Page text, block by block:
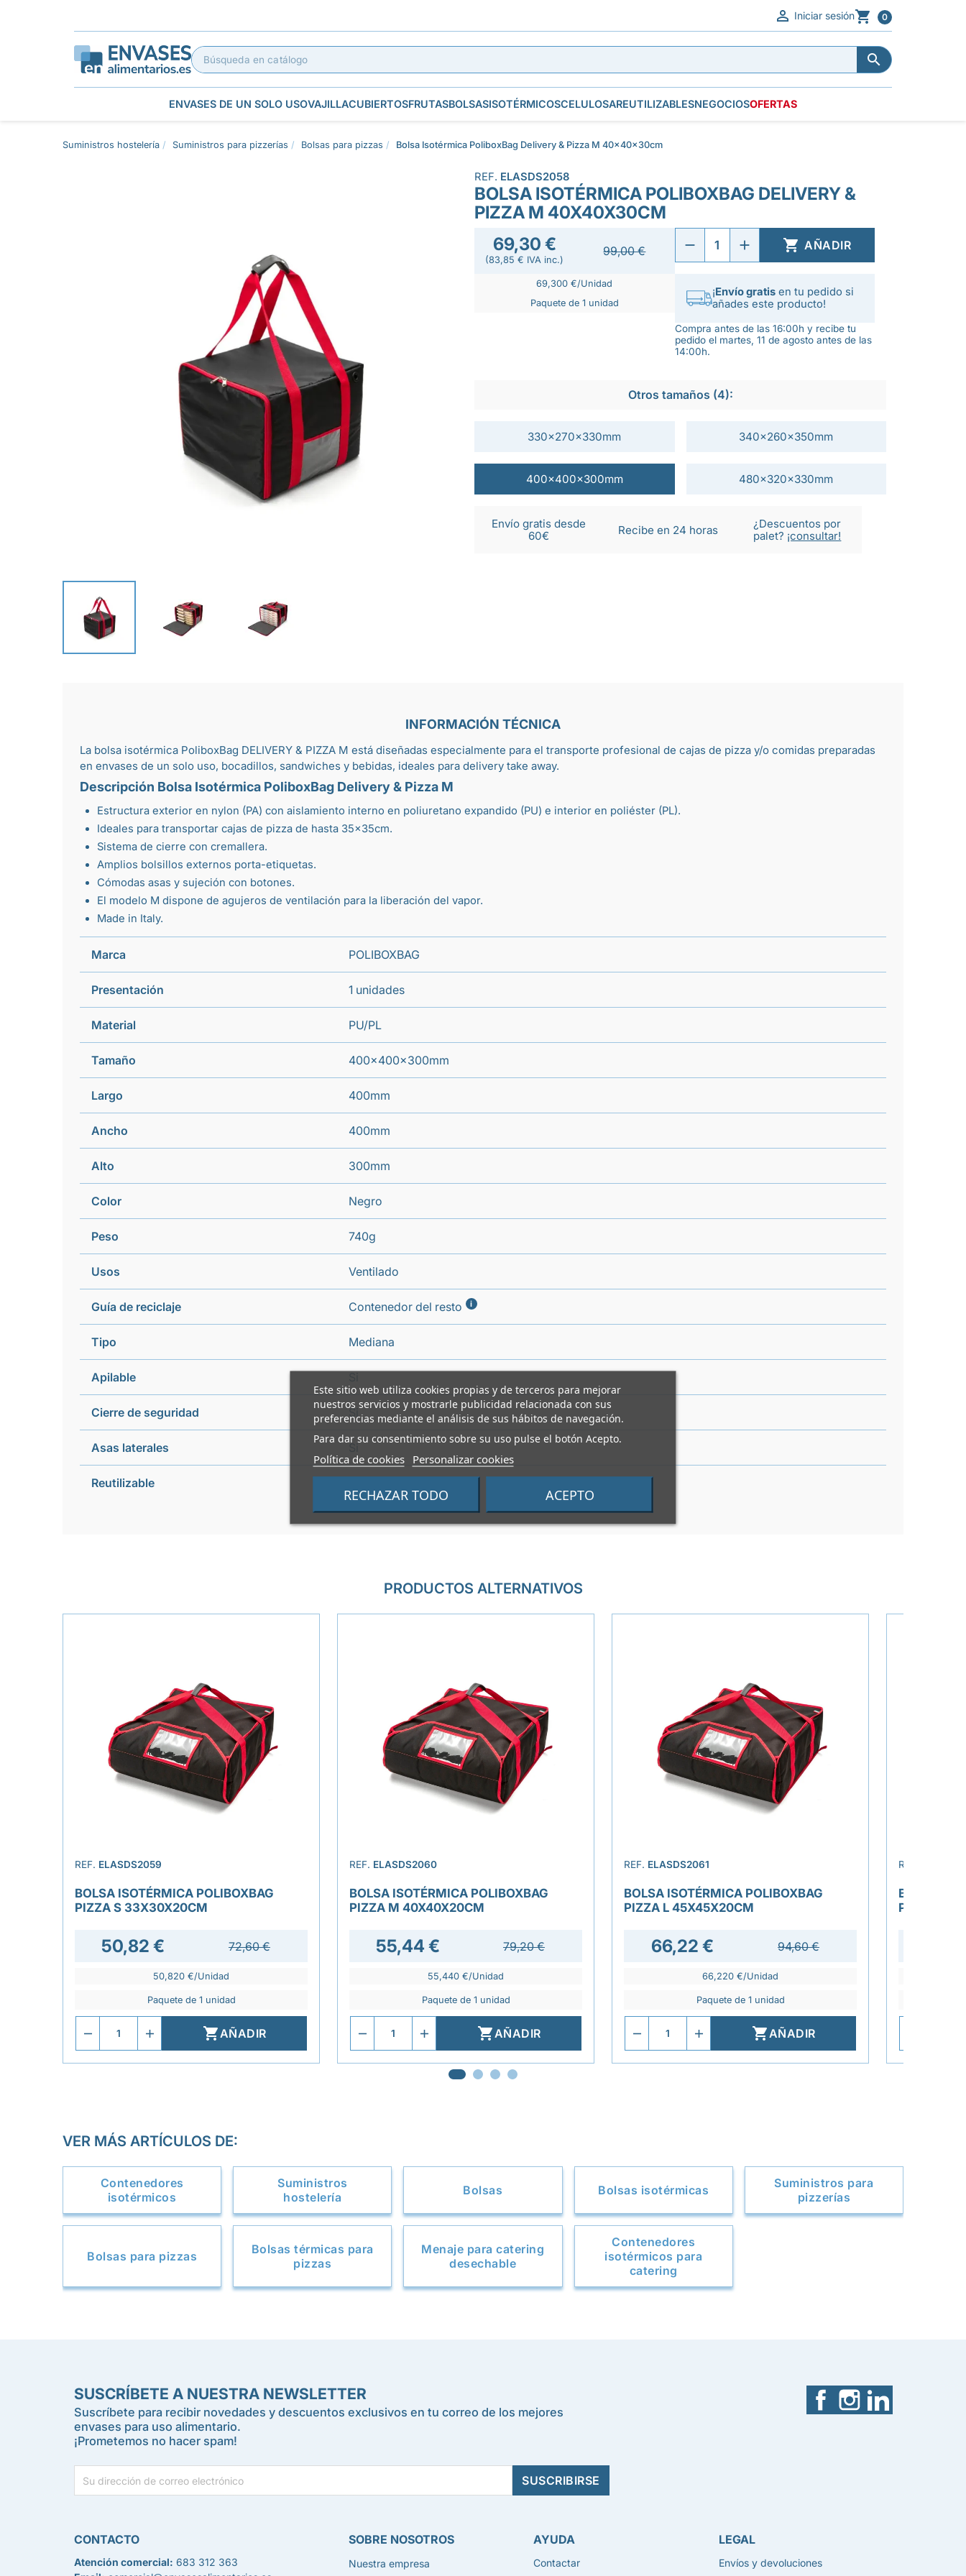
 Iniciar sesión 0


ENVASES DE UN SOLO USOVAJILLACUBIERTOSFRUTASBOLSASISOTÉRMICOSCELULOSAREUTILIZABLESNEGOCIOSOFERTAS
Este sitio web utiliza cookies propias y de terceros para mejorar
nuestros servicios y mostrarle publicidad relacionada con sus
preferencias mediante el análisis de sus hábitos de navegación.
Para dar su consentimiento sobre su uso pulse el botón Acepto.
Política de cookies Personalizar cookies
RECHAZAR TODO ACEPTO
Suministros hostelería Suministros para pizzerías Bolsas para pizzas Bolsa Isotérmica PoliboxBag Delivery & Pizza M 40x40x30cm
REF. ELASDS2058
BOLSA ISOTÉRMICA POLIBOXBAG DELIVERY &
PIZZA M 40X40X30CM
69,30 €
(83,85 € IVA inc.)
99,00 €
69,300 €/Unidad
Paquete de 1 unidad
 AÑADIR
¡Envío gratisen tu pedido si
añades este producto!
Compra antes de las 16:00h y recibe tu
pedido el martes, 11 de agosto antes de las
14:00h.
Otros tamaños (4):
330x270x330mm 340x260x350mm
400x400x300mm 480x320x330mm
Envío gratis desde
60€
Recibe en 24 horas
¿Descuentos por
palet? ¡consultar!
INFORMACIÓN TÉCNICA
La bolsa isotérmica PoliboxBag DELIVERY & PIZZA M está diseñadas especialmente para el transporte profesional de cajas de pizza y/o comidas preparadas
en envases de un solo uso, bocadillos, sandwiches y bebidas, ideales para delivery take away.
Descripción Bolsa Isotérmica PoliboxBag Delivery & Pizza M
Estructura exterior en nylon (PA) con aislamiento interno en poliuretano expandido (PU) e interior en poliéster (PL).
Ideales para transportar cajas de pizza de hasta 35×35cm.
Sistema de cierre con cremallera.
Amplios bolsillos externos porta-etiquetas.
Cómodas asas y sujeción con botones.
El modelo M dispone de agujeros de ventilación para la liberación del vapor.
Made in Italy.
Marca POLIBOXBAG
Presentación 1 unidades
Material PU/PL
Tamaño 400x400x300mm
Largo 400mm
Ancho 400mm
Alto 300mm
Color Negro
Peso 740g
Usos Ventilado
Guía de reciclaje Contenedor del resto i
Tipo Mediana
Apilable
Cierre de seguridad Si
Asas laterales
Reutilizable
PRODUCTOS ALTERNATIVOS
REF. ELASDS2059
BOLSA ISOTÉRMICA POLIBOXBAG
PIZZA S 33X30X20CM
50,82 € 72,60 €
50,820 €/Unidad
Paquete de 1 unidad
AÑADIR
REF. ELASDS2060
BOLSA ISOTÉRMICA POLIBOXBAG
PIZZA M 40X40X20CM
55,44 € 79,20 €
55,440 €/Unidad
Paquete de 1 unidad
AÑADIR
REF. ELASDS2061
BOLSA ISOTÉRMICA POLIBOXBAG
PIZZA L 45X45X20CM
66,22 € 94,60 €
66,220 €/Unidad
Paquete de 1 unidad
AÑADIR
REF.
BOLSA
PIZZA XL
VER MÁS ARTÍCULOS DE:
Contenedores
isotérmicos
Suministros
hostelería
Bolsas Bolsas isotérmicas
Suministros para
pizzerías
Bolsas para pizzas
Bolsas térmicas para
pizzas
Menaje para catering
desechable
Contenedores
isotérmicos para
catering
SUSCRÍBETE A NUESTRA NEWSLETTER
Suscríbete para recibir novedades y descuentos exclusivos en tu correo de los mejores
envases para uso alimentario.
¡Prometemos no hacer spam!
FacebookInstagram
CONTACTO
Atención comercial: 683 312 363
SOBRE NOSOTROS
Nuestra empresa
AYUDA
Contactar
LEGAL
Envíos y devoluciones